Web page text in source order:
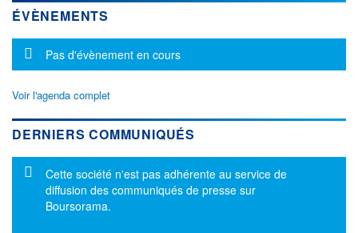
ÉVÈNEMENTS
Message d'information
Pas d'évènement en cours
Voir l'agenda complet
DERNIERS COMMUNIQUÉS
Message d'information
Cette société n'est pas adhérente au service de
diffusion des communiqués de presse sur
Boursorama.